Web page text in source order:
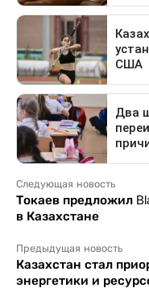
Следующая новость
Токаев предложил
в Казахстане
Предыдущая новость
Казахстан стал
энергетики и